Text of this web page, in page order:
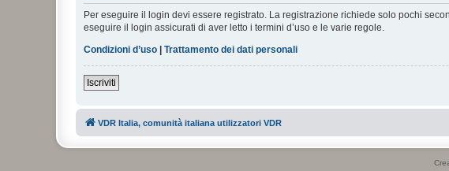
Per eseguire il login devi essere registrato. La registrazione richiede solo pochi
eseguire il login assicurati di aver letto i termini d’uso e le varie regole.
Condizioni d’uso | Trattamento dei dati personali
Iscriviti
VDR Italia, comunità italiana utilizzatori VDR